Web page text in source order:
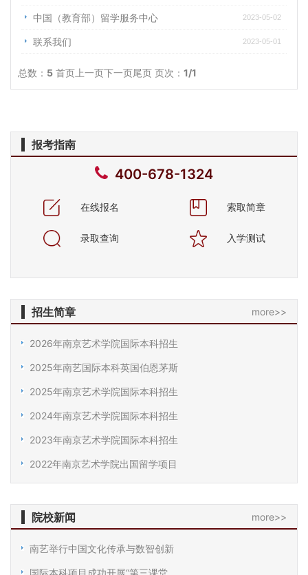
2023-05-02
中国（教育部）留学服务中心
2023-05-01
联系我们
总数： 5 首页 上一页下一页尾页 页次： 1/1
报考指南
400-678-1324
在线报名 索取简章
录取查询 入学测试
招生简章 more>>
2026年南京艺术学院国际本科招生
2025年南艺国际本科英国伯恩茅斯
2025年南京艺术学院国际本科招生
2024年南京艺术学院国际本科招生
2023年南京艺术学院国际本科招生
2022年南京艺术学院出国留学项目
院校新闻 more>>
南艺举行中国文化传承与数智创新
国际本科项目成功开展“第三课堂